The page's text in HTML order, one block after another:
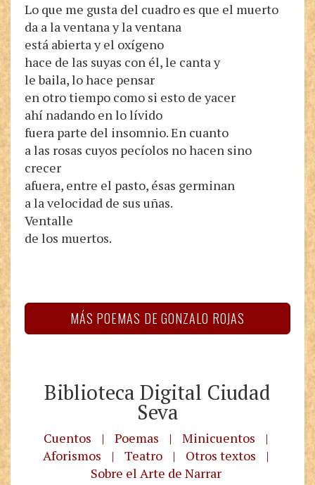
Lo que me gusta del cuadro es que el muerto
da a la ventana y la ventana
está abierta y el oxígeno
hace de las suyas con él, le canta y
le baila, lo hace pensar
en otro tiempo como si esto de yacer
ahí nadando en lo lívido
fuera parte del insomnio. En cuanto
a las rosas cuyos pecíolos no hacen sino
crecer
afuera, entre el pasto, ésas germinan
a la velocidad de sus uñas.
Ventalle
de los muertos.
MÁS POEMAS DE GONZALO ROJAS
Biblioteca Digital Ciudad
Seva
Cuentos | Poemas | Minicuentos
|
Aforismos
| Teatro | Otros textos
|
Sobre el Arte de Narrar